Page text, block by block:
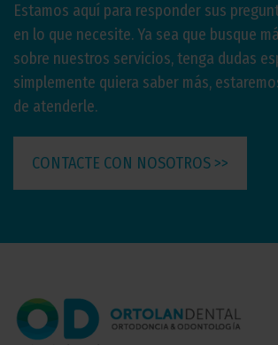
Estamos aquí para responder sus
en lo que necesite. Ya sea que busque
sobre nuestros servicios, tenga dudas
simplemente quiera saber más,
de atenderle.
CONTACTE CON NOSOTROS >>